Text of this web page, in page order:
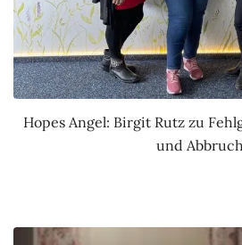
Hopes Angel: Birgit Rutz zu
und Abbruch